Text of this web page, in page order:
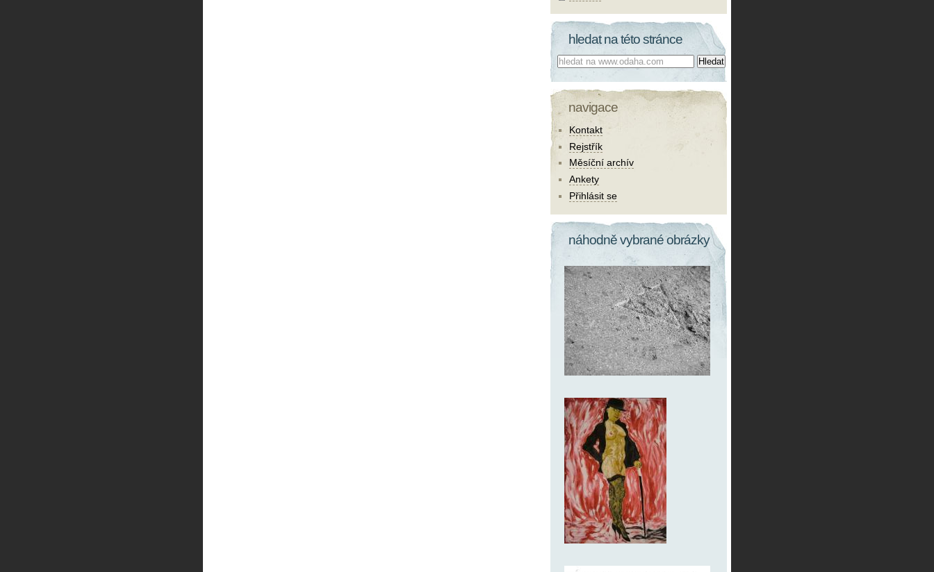
hledat na této stránce
Co hledat:
navigace
Kontakt
Rejstřík
Měsíční archív
Ankety
Přihlásit se
náhodně vybrané obrázky